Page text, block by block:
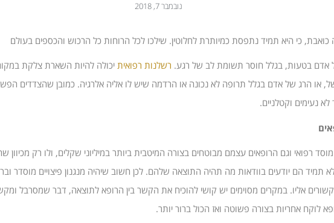
נובמבר 7, 2018
כואבת, כי היא תמיד נתפסת כמיותרת לחלוטין. שילכו לכל הרוחות כל הרכוש והכספים בעולם
אדם בטעות, בגלל חוסר תשומת לב של רגע. רשלנות רפואית יכולה להיות השארת צלקת
או הרג של אדם בגלל תרופה לא נכונה או הרדמה שיש לו אליה אלרגיה. כמובן שהצדדים
נעימים וקטלניים.
רפואי וגם הרופאים עצמם מבוטחים בצורה המיטבית ביותר במיליוני שקלים, ולו רק מכיוון
תמיד הם יודעים בוודאות מה תהיה התוצאה שלהם. לכן חשוב שיהיה מנגנון פיצויים מוסדר
אליו. במקרים מסוימים יש קושי להוכיח את הקשר בין הרופא לתוצאה, דבר שמסרבל
לוקח אחריות בצורה פשוטה ואז הכול ברור יותר.